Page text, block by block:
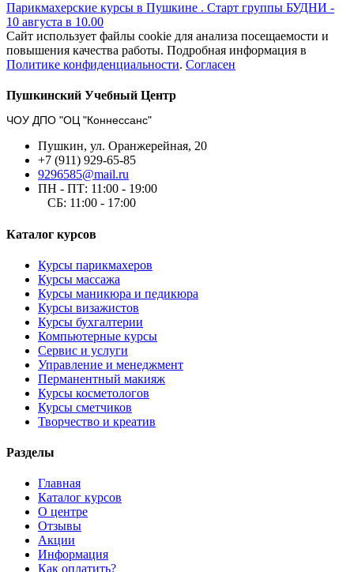
Парикмахерские курсы в Пушкине . Старт группы БУДНИ -
10 августа в 10.00
Сайт использует файлы cookie для анализа посещаемости и
повышения качества работы. Подробная информация в
Политике конфиденциальности. Согласен
Пушкинский Учебный Центр
ЧОУ ДПО "ОЦ "Коннессанс"
Пушкин, ул. Оранжерейная, 20
+7 (911) 929-65-85
9296585@mail.ru
ПН - ПТ: 11:00 - 19:00
СБ: 11:00 - 17:00
Каталог курсов
Курсы парикмахеров
Курсы массажа
Курсы маникюра и педикюра
Курсы визажистов
Курсы бухгалтерии
Компьютерные курсы
Сервис и услуги
Управление и менеджмент
Перманентный макияж
Курсы косметологов
Курсы сметчиков
Творчество и креатив
Разделы
Главная
Каталог курсов
О центре
Отзывы
Акции
Информация
Как оплатить?